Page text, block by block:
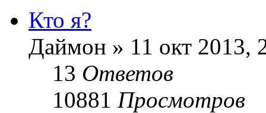
Кто я?
Даймон » 11 окт 2013,
13 Ответов
10881 Просмотров